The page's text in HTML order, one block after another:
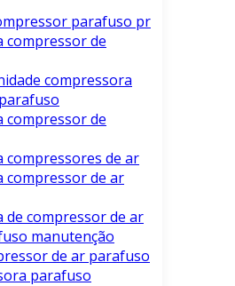
parafuso pr
compressor de
compressora
compressor de
compressores de ar
compressor de ar
de compressor de ar
manutenção
de ar parafuso
parafuso